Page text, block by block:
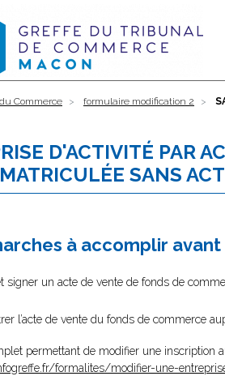
Commerce formulaire modification 2
D'ACTIVITÉ PAR
SANS
à accomplir
signer un acte de vente de fonds de
l’acte de vente du fonds de commerce
permettant de modifier une
formalites/modifier-une-